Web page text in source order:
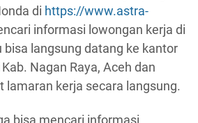
di https://www.astra-
informasi lowongan kerja di
bisa langsung datang ke kantor
Nagan Raya, Aceh dan
lamaran kerja secara langsung.
bisa mencari informasi